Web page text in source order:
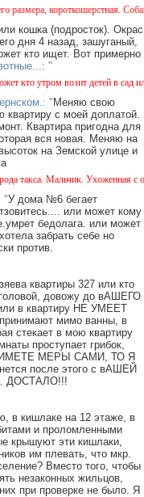
короткошерстная. Собака
кошка (подросток). Окрас
дня 4 назад, зашуганый,
кто ищет. Вот примерно
"
кто утром возит детей в сад
"Меняю свою
квартиру с моей доплатой.
Квартира пригодна для
вся новая. Меняю на
на Земской улице и
такса. Мальчик. Ухоженная с
"У дома №6 бегает
или может кому
бедолага. или может
забрать себе но
против.
квартиры 327 или кто
довожу до вАШЕГО
в квартиру НЕ УМЕЕТ
мимо ванны, в
стекает в мою квартиру
проступает грибок,
МЕРЫ САМИ, ТО Я
после этого с вАШЕЙ
ДОСТАЛО!!!
в кишлаке на 12 этаже, в
и проломленными
крышуют эти кишлаки,
им плевать, что мкр.
Вместо того, чтобы
незаконных жильцов,
при проверке не было. Я